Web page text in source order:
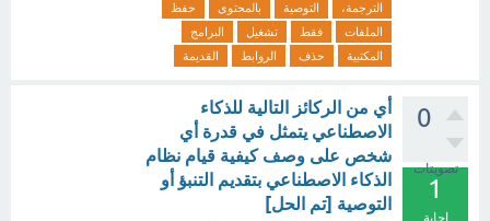
الترجمة،
التوصية بالمحتوى
حفظ
الملفات
فقط تشغيل
البرامج
المكتبية
حذف الروابط القديمة
0
تصويتات
1
إجابة
أي من الركائز التالية للذكاء
الاصطناعي يتمثل في قدرة أي
شخص على وصف كيفية قيام نظام
الذكاء الاصطناعي بتقديم التنبؤ أو
التوصية [تم الحل]